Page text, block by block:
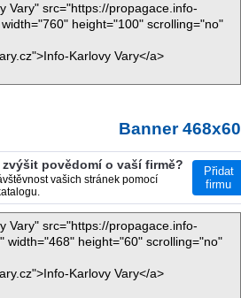
Vary" src="https://propagace.info-
height="100" scrolling="no"
Karlovy Vary</a>
Banner 468x60
Vary" src="https://propagace.info-
width="468" height="60" scrolling="no"
Karlovy Vary</a>